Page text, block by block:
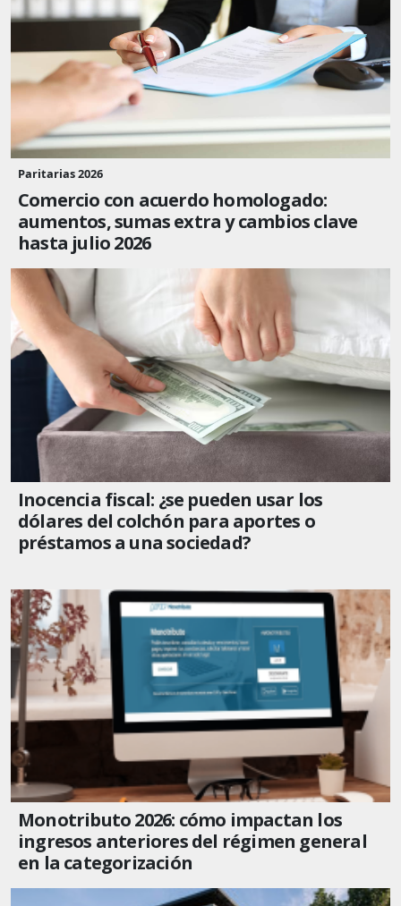
Paritarias 2026
Comercio con acuerdo homologado:
aumentos, sumas extra y cambios clave
hasta julio 2026
Inocencia fiscal: ¿se pueden usar los
dólares del colchón para aportes o
préstamos a una sociedad?
Monotributo 2026: cómo impactan los
ingresos anteriores del régimen general
en la categorización